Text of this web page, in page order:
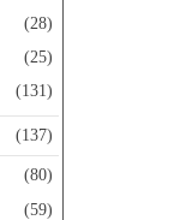
(28)
(25)
(131)
(137)
(80)
(59)